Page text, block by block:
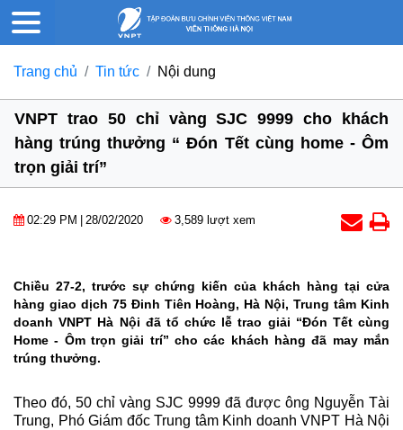
Trang chủ Tin tức Nội dung
VNPT trao 50 chỉ vàng SJC 9999 cho khách
hàng trúng thưởng “ Đón Tết cùng home - Ôm
trọn giải trí”
02:29 PM 28/02/2020 3,589 lượt xem
Chiều 27-2, trước sự chứng kiến của khách hàng tại cửa
hàng giao dịch 75 Đinh Tiên Hoàng, Hà Nội, Trung tâm Kinh
doanh VNPT Hà Nội đã tổ chức lễ trao giải “Đón Tết cùng
Home - Ôm trọn giải trí” cho các khách hàng đã may mắn
trúng thưởng.
Theo đó, 50 chỉ vàng SJC 9999 đã được ông Nguyễn Tài
Trung, Phó Giám đốc Trung tâm Kinh doanh VNPT Hà Nội